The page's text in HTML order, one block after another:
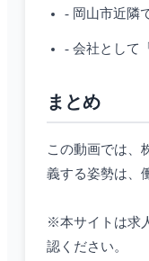
- 岡山市近隣
- 会社として
まとめ
この動画では、
義する姿勢は、
※本サイトは求
認ください。